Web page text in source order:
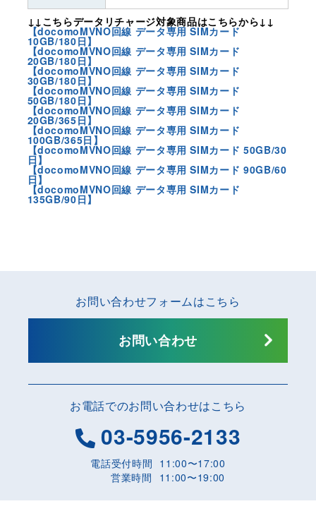
↓↓こちらデータリチャージ対象商品はこちらから↓↓
【docomoMVNO回線 データ専用 SIMカード
10GB/180日】
【docomoMVNO回線 データ専用 SIMカード
20GB/180日】
【docomoMVNO回線 データ専用 SIMカード
30GB/180日】
【docomoMVNO回線 データ専用 SIMカード
50GB/180日】
【docomoMVNO回線 データ専用 SIMカード
20GB/365日】
【docomoMVNO回線 データ専用 SIMカード
100GB/365日】
【docomoMVNO回線 データ専用 SIMカード 50GB/30
日】
【docomoMVNO回線 データ専用 SIMカード 90GB/60
日】
【docomoMVNO回線 データ専用 SIMカード
135GB/90日】
お電話でのお問い合わせはこちら
03-5956-2133
電話受付時間 11:00〜17:00
営業時間
11:00〜19:00
お問い合わせフォームはこちら
お問い合わせ